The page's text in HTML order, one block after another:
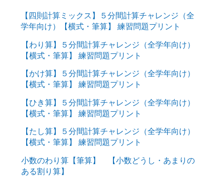
【四則計算ミックス】５分間計算チャレンジ（全
学年向け）【横式・筆算】 練習問題プリント
【わり算】５分間計算チャレンジ（全学年向け）
【横式・筆算】 練習問題プリント
【かけ算】５分間計算チャレンジ（全学年向け）
【横式・筆算】 練習問題プリント
【ひき算】５分間計算チャレンジ（全学年向け）
【横式・筆算】 練習問題プリント
【たし算】５分間計算チャレンジ（全学年向け）
【横式・筆算】 練習問題プリント
小数のわり算【筆算】 【小数どうし・あまりの
ある割り算】